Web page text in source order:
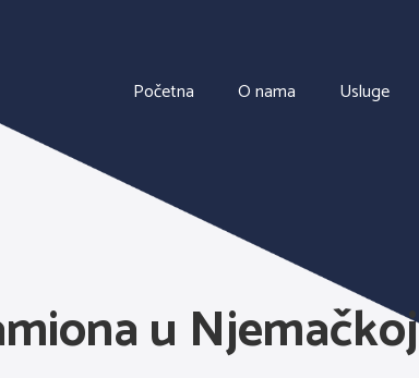
Početna O nama Usluge
u Njemačkoj